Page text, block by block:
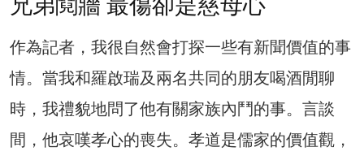
作為記者，我很自然會打探一些有新聞價值的事
情。當我和羅啟瑞及兩名共同的朋友喝酒閒聊
時，我禮貌地問了他有關家族內鬥的事。言談
間，他哀嘆孝心的喪失。孝道是儒家的價值觀，